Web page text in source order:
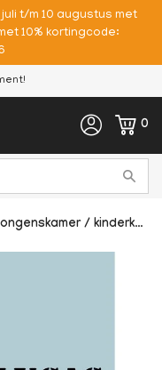
juli t/m 10 augustus met
10% kortingcode:
0
/ kinderkamer